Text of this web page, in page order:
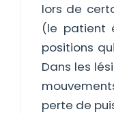
lors de
(le patient
positions
Dans les
perte de